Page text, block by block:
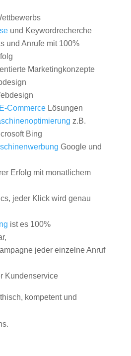
und Keywordrecherche
und Anrufe mit 100%
Marketingkonzepte
E-CommerceLösungen
z.B.
Bing
Google und
Erfolg mit monatlichem
jeder Klick wird genau
ist es 100%
jeder einzelne Anruf
Kundenservice
kompetent und